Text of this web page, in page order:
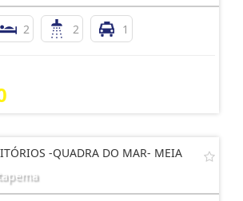
2 2 1
-QUADRA DO MAR- MEIA